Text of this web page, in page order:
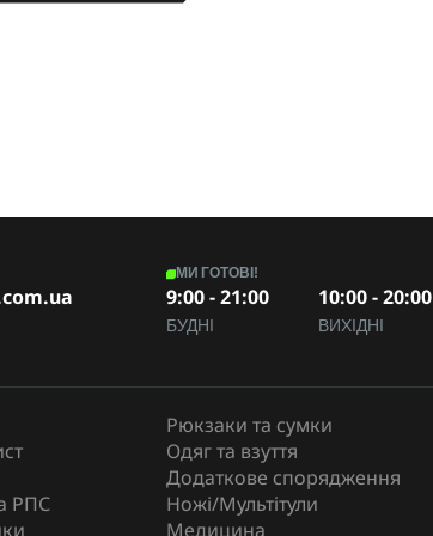
МИ ГОТОВІ!
9:00 - 21:00
БУДНІ
10:00 - 20:00
ВИХІДНІ
РПС
Рюкзаки та сумки
Одяг та взуття
Додаткове спорядження
Ножі/Мультітули
Медицина